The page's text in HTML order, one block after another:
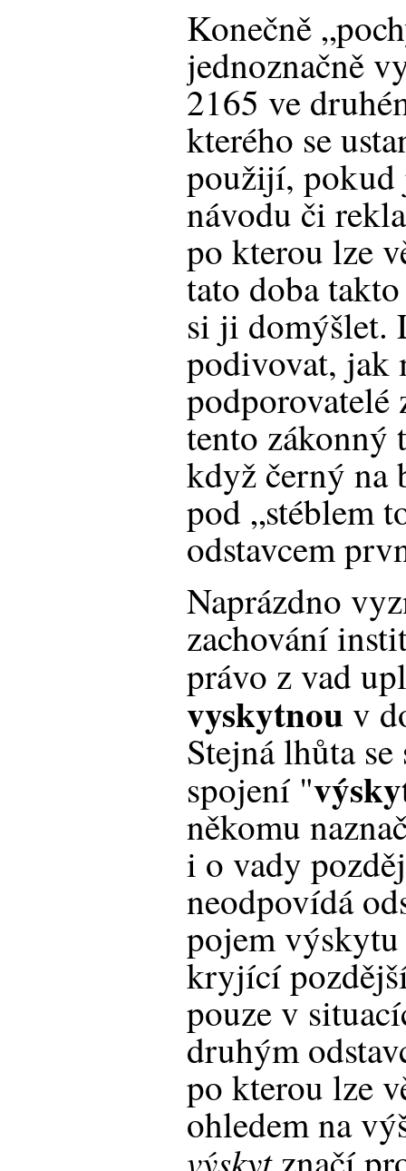
Konečně
jednoznačně
2165 ve
kterého se
použijí, pokud
návodu či
po kterou lze
tato doba
si ji domýšlet.
podivovat, jak
podporovatelé
tento zákonný
když černý na
pod „stéblem
odstavcem
Naprázdno
zachování
právo z vad
vyskytnou v
Stejná lhůta
spojení "
někomu
i o vady
neodpovídá
pojem
kryjící
pouze v
druhým
po kterou lze
ohledem na